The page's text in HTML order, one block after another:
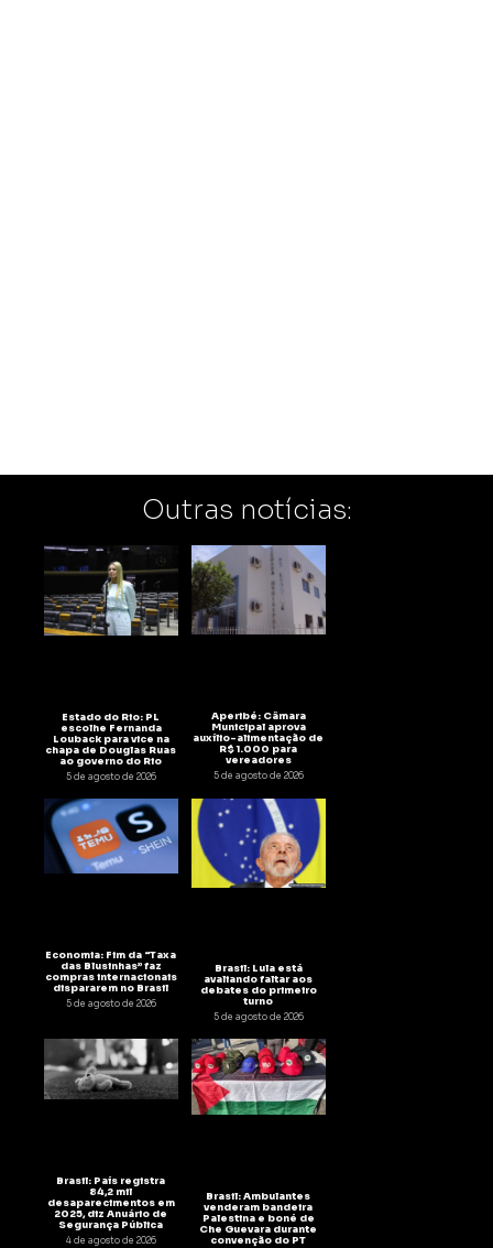
Outras notícias:
Estado do Rio: PL
escolhe Fernanda
Louback para vice na
chapa de Douglas Ruas
ao governo do Rio
5 de agosto de 2026
Aperibé: Câmara
Municipal aprova
auxílio-alimentação de
R$ 1.000 para
vereadores
5 de agosto de 2026
Economia: Fim da “Taxa
das Blusinhas” faz
compras internacionais
dispararem no Brasil
5 de agosto de 2026
Brasil: Lula está
avaliando faltar aos
debates do primeiro
turno
5 de agosto de 2026
Brasil: País registra
84,2 mil
desaparecimentos em
2025, diz Anuário de
Segurança Pública
4 de agosto de 2026
Brasil: Ambulantes
venderam bandeira
Palestina e boné de
Che Guevara durante
convenção do PT